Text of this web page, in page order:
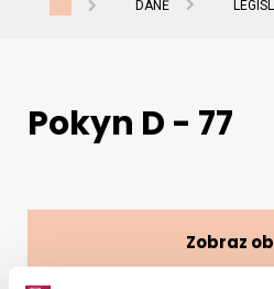
Daně
Kontakty
DANĚ
Pokyn D - 77
Zobraz